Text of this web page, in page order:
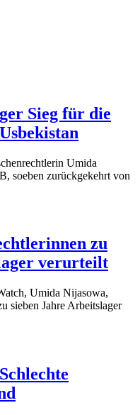
Sieg für die
Umida
soeben zurückgekehrt von
zu
verurteilt
Umida Nijasowa,
sieben Jahre Arbeitslager